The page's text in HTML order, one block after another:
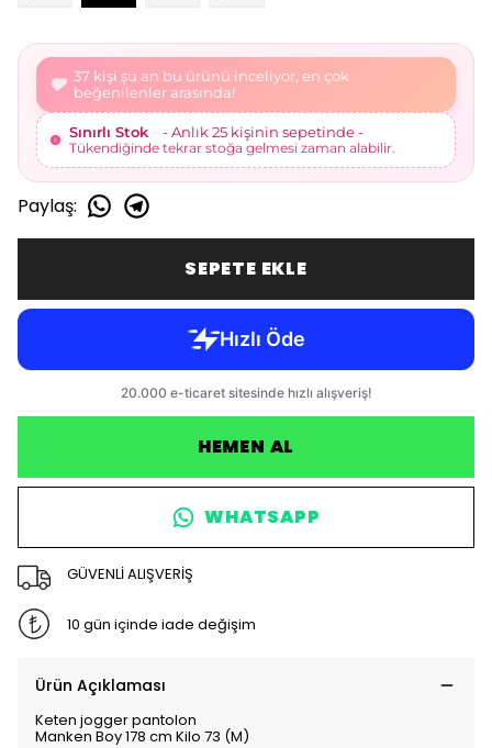
38 kişi şu an bu ürünü inceliyor, en çok
beğenilenler arasında!
Sınırlı Stok
- Anlık 25 kişinin sepetinde -
Tükendiğinde tekrar stoğa gelmesi zaman alabilir.
Paylaş:
SEPETE EKLE
HEMEN AL
WHATSAPP
GÜVENLİ ALIŞVERİŞ
10 gün içinde iade değişim
Ürün Açıklaması
Keten jogger pantolon
Manken Boy 178 cm Kilo 73 (M)